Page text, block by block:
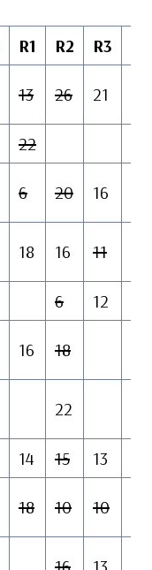
R1 R2 R3
13 26 21
22
6 20 16
18 16 11
6 12
16 18
22
14 15 13
18 10 10